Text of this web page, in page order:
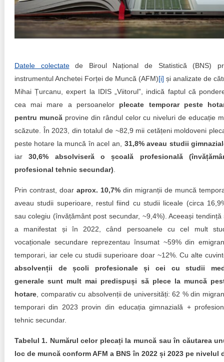
Consiliul consulativ internațional IDIS
Puterea hibridă
15 minute de realism economic
Aplică la BUNELE PRACTICI
Transparența întreprinderilor de stat
Cele mai bune și cele mai proaste politici locale din
Democrația, independența și transparența instituțiilor
Achiziții publice
Achizițiile publice în vizorul societății civile
Datele colectatede Biroul Național de Statistică (BNS)
instrumentul Anchetei Forței de Muncă (AFM)[i] și analizate de
Mihai Țurcanu, expert la IDIS „Viitorul”, indică faptul că
cea mai mare a persoanelor plecate temporar peste
pentru muncăprovine din rândul celor cu niveluri de educație
scăzute. În 2023, din totalul de ~82,9 mii cetățeni moldoveni
peste hotare la muncă în acel an, 31,8% aveau studii
iar30,6% absolviseră o școală profesională
profesional tehnic secundar)
Prin contrast, doar aprox. 10,7% din migranții de muncă
aveau studii superioare, restul fiind cu studii liceale (circa
sau colegiu (învățământ post secundar, ~9,4%). Aceeași tendință
a manifestat și în 2022, când persoanele cu cel mult
vocaționale secundare reprezentau însumat ~59% din
temporari, iar cele cu studii superioare doar ~12%. Cu alte
absolvenții de școli profesionale și cei cu studii
generale sunt mult mai predispuși să plece la muncă
hotare, comparativ cu absolvenții de universități: 62 % din
temporari din 2023 provin din educația gimnazială +
tehnic secundar.
Tabelul 1. Numărul celor plecați la muncă sau în căutarea
loc de muncă conform AFM a BNS în 2022 și 2023 pe nivelul